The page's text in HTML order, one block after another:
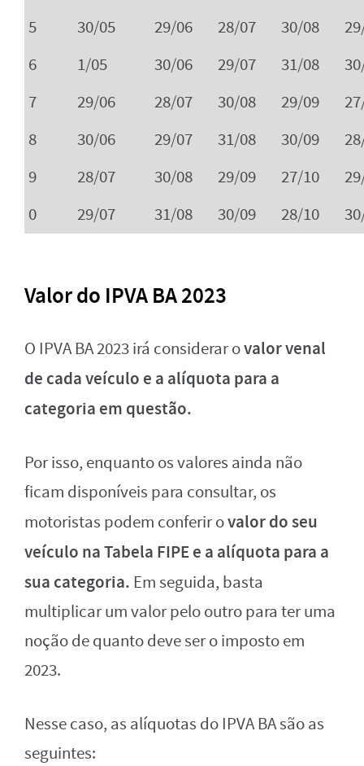
5
30/05 29/06 28/07 30/08
6
1/05 30/06 29/07 31/08
7
29/06 28/07 30/08 29/09
8
30/06 29/07 31/08 30/09
9
28/07 30/08 29/09 27/10
0
29/07 31/08 30/09 28/10
Valor do IPVA BA 2023
O IPVA BA 2023 irá considerar ovalor venal
de cada veículo e a alíquota para a
categoria em questão.
Por isso, enquanto os valores ainda não
ficam disponíveis para consultar, os
motoristas podem conferir ovalor do seu
veículo na Tabela FIPE e a alíquota para a
sua categoria. Em seguida, basta
multiplicar um valor pelo outro para ter uma
noção de quanto deve ser o imposto em
2023.
Nesse caso, as alíquotas do IPVA BA são as
seguintes: